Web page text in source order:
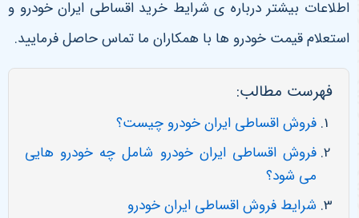
اطلاعات بیشتر درباره ی شرایط خرید اقساطی ایران خودرو و
استعلام قیمت خودرو ها با همکاران ما تماس حاصل فرمایید.
فهرست مطالب:
فروش اقساطی ایران خودرو چیست؟
فروش اقساطی ایران خودرو شامل چه خودرو هایی
می شود؟
شرایط فروش اقساطی ایران خودرو